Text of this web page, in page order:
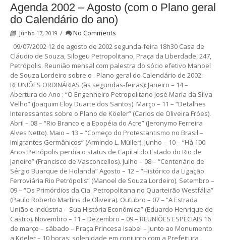
Agenda 2002 – Agosto (com o Plano geral
do Calendário do ano)
junho 17, 2019 /
No Comments
09/07/2002 12 de agosto de 2002 segunda-feira 18h30 Casa de
Cláudio de Souza, Silogeu Petropolitano, Praça da Liberdade, 247,
Petrópolis. Reunião mensal com palestra do sócio efetivo Manoel
de Souza Lordeiro sobre o . Plano geral do Calendário de 2002:
REUNIÕES ORDINÁRIAS (às segundas-feiras): Janeiro – 14 –
Abertura do Ano : “O Engenheiro Petropolitano José Maria da Silva
Velho” (Joaquim Eloy Duarte dos Santos). Março – 11 – “Detalhes
Interessantes sobre o Plano de Köeler” (Carlos de Oliveira Fróes).
Abril – 08 – “Rio Branco e a Epopéia do Acre” (Jeronymo Ferreira
Alves Netto). Maio – 13 – “Começo do Protestantismo no Brasil –
Imigrantes Germânicos” (Armindo L. Müller). Junho – 10 – “Há 100
Anos Petrópolis perdia o status de Capital do Estado do Rio de
Janeiro” (Francisco de Vasconcellos). Julho – 08 – “Centenário de
Sérgio Buarque de Holanda” Agosto – 12 – “Histórico da Ligação
Ferroviária Rio Petrópolis” (Manoel de Souza Lordeiro). Setembro –
09 – “Os Primórdios da Cia. Petropolitana no Quarteirão Westfália”
(Paulo Roberto Martins de Oliveira). Outubro – 07 – “A Estrada
União e Indústria – Sua História Econômica” (Eduardo Henrique de
Castro). Novembro – 11 – Dezembro – 09 – REUNIÕES ESPECIAIS 16
de março – sábado – Praça Princesa Isabel – Junto ao Monumento
a Köeler – 10 horas: solenidade em conjunto com a Prefeitura